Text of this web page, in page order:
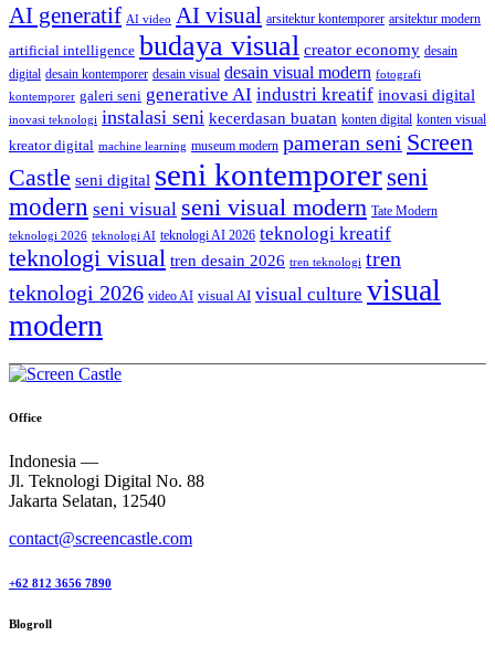
AI generatif AI video AI visual arsitektur kontemporer arsitektur modern
artificial intelligence budaya visual creator economy desain
digital desain kontemporer desain visual desain visual modern fotografi
kontemporer galeri seni generative AI industri kreatif inovasi digital
inovasi teknologi instalasi seni kecerdasan buatan konten digital konten visual
kreator digital machine learning museum modern pameran seni Screen
Castle seni digital seni kontemporer seni
modern seni visual seni visual modern Tate Modern
teknologi 2026 teknologi AI teknologi AI 2026 teknologi kreatif
teknologi visual tren desain 2026 tren teknologi tren
teknologi 2026 video AI visual AI visual culture visual
modern
Office
Indonesia —
Jl. Teknologi Digital No. 88
Jakarta Selatan, 12540
contact@screencastle.com
+62 812 3656 7890
Blogroll